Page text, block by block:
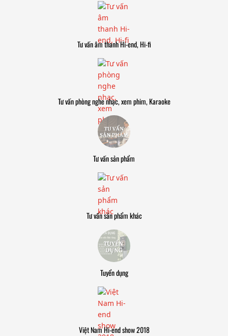
Tư vấn âm thanh Hi-end, Hi-fi
Tư vấn phòng nghe nhạc, xem phim, Karaoke
Tư vấn sản phẩm
Tư vấn sản phẩm khác
Tuyển dụng
Việt Nam Hi-end show 2018